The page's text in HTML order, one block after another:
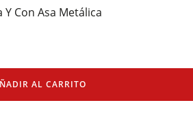
Y Con Asa Metálica
AL CARRITO